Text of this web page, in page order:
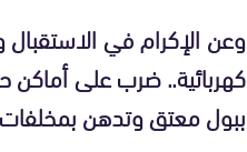
وعن الإكرام في
كهربائية.. ضرب على أماكن
ببول معتق وتدهن بمخلفات